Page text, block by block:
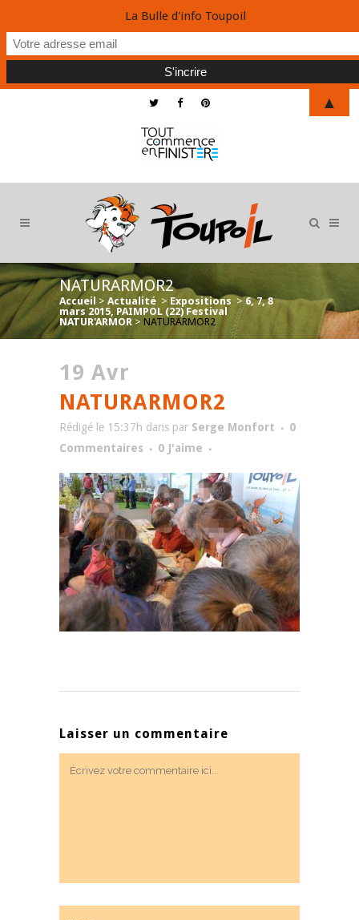
NATURARMOR2
Accueil > Actualité > Expositions >6, 7, 8
mars 2015, PAIMPOL (22) Festival
NATUR'ARMOR > NATURARMOR2
19 Avr
NATURARMOR2
Rédigé le 15:37h dans par Serge Monfort
0
Commentaires
0 J'aime
Laisser un commentaire
La Bulle d'info Toupoil
▲